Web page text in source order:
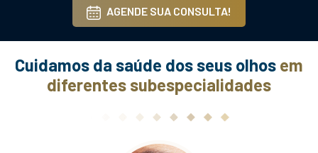
AGENDE SUA CONSULTA!
Cuidamos da saúde dos seus olhos em
diferentes subespecialidades